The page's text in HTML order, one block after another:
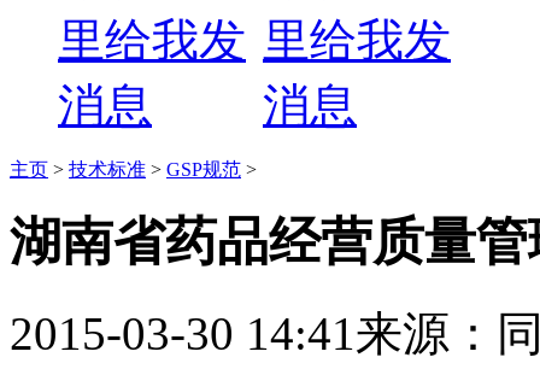
主页 > 技术标准 > GSP规范 >
湖南省药品经营质量
2015-03-30 14:41来源：